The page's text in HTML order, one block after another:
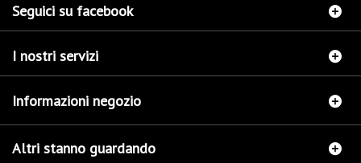
Seguici su facebook
I nostri servizi
Informazioni negozio
Altri stanno guardando